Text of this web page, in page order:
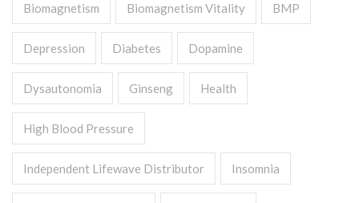
Biomagnetism Biomagnetism Vitality BMP
Depression Diabetes Dopamine
Dysautonomia Ginseng Health
High Blood Pressure
Independent Lifewave Distributor Insomnia